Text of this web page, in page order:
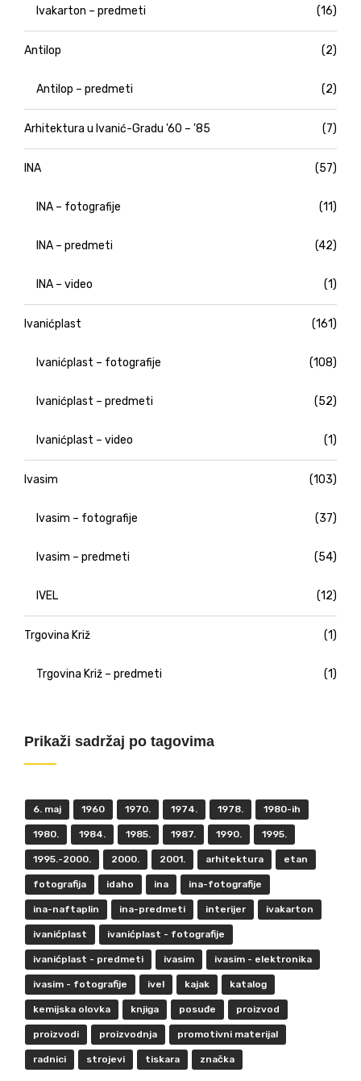
Ivakarton – predmeti (16)
Antilop (2)
Antilop – predmeti (2)
Arhitektura u Ivanić-Gradu '60 – '85 (7)
INA (57)
INA – fotografije (11)
INA – predmeti (42)
INA – video (1)
Ivanićplast (161)
Ivanićplast – fotografije (108)
Ivanićplast – predmeti (52)
Ivanićplast – video (1)
Ivasim (103)
Ivasim – fotografije (37)
Ivasim – predmeti (54)
IVEL (12)
Trgovina Križ (1)
Trgovina Križ – predmeti (1)
Prikaži sadržaj po tagovima
6. maj 1960 1970. 1974. 1978. 1980-ih
1980. 1984. 1985. 1987. 1990. 1995.
1995.-2000. 2000. 2001. arhitektura etan
fotografija idaho ina ina-fotografije
ina-naftaplin ina-predmeti interijer ivakarton
ivanićplast ivanićplast - fotografije
ivanićplast - predmeti ivasim ivasim - elektronika
ivasim - fotografije ivel kajak katalog
kemijska olovka knjiga posuđe proizvod
proizvodi proizvodnja promotivni materijal
radnici strojevi tiskara značka